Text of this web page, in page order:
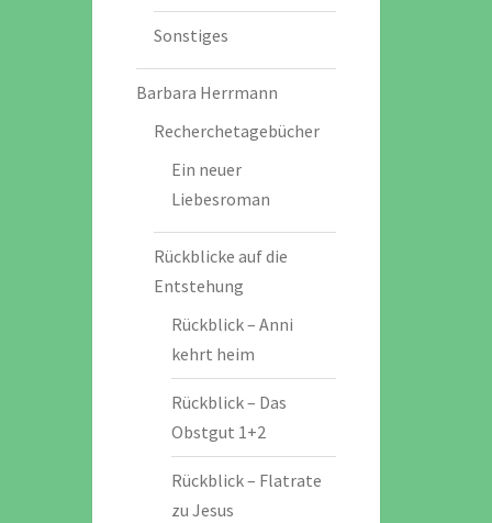
Sonstiges
Barbara Herrmann
Recherchetagebücher
Ein neuer
Liebesroman
Rückblicke auf die
Entstehung
Rückblick – Anni
kehrt heim
Rückblick – Das
Obstgut 1+2
Rückblick – Flatrate
zu Jesus